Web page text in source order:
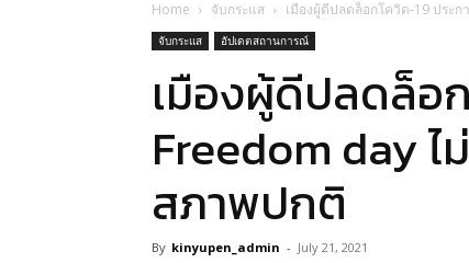
Home จับกระแส เมืองผู้ดีปลดล็อกโควิด-19 ประ
จับกระแส อัปเดตสถานการณ์
เมืองผู้ดีปลดล็อ
Freedom day
สภาพปกติ
By kinyupen_admin - July 21, 2021